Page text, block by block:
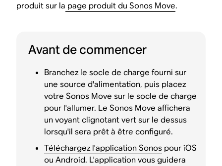
produit sur la page produit du Sonos Move.
Avant de commencer
Branchez le socle de charge fourni sur
une source d'alimentation, puis placez
votre Sonos Move sur le socle de charge
pour l'allumer. Le Sonos Move affichera
un voyant clignotant vert sur le dessus
lorsqu'il sera prêt à être configuré.
Téléchargez l'application Sonos pour iOS
ou Android. L'application vous guidera